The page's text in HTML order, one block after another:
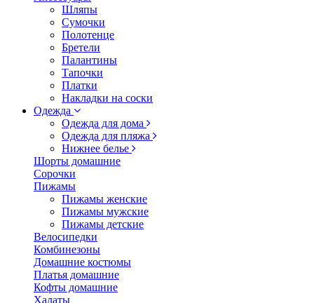
Шляпы
Сумочки
Полотенце
Бретели
Палантины
Тапочки
Платки
Накладки на соски
Одежда
Одежда для дома
Одежда для пляжа
Нижнее белье
Шорты домашние
Сорочки
Пижамы
Пижамы женские
Пижамы мужские
Пижамы детские
Велосипедки
Комбинезоны
Домашние костюмы
Платья домашние
Кофты домашние
Халаты